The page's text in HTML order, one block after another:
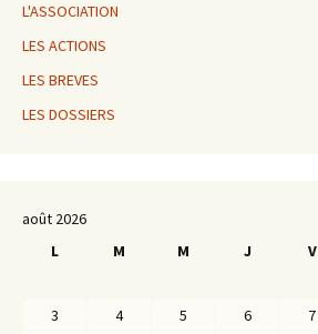
L'ASSOCIATION
LES ACTIONS
LES BREVES
LES DOSSIERS
août 2026
L
M M J V
3
4 5 6 7